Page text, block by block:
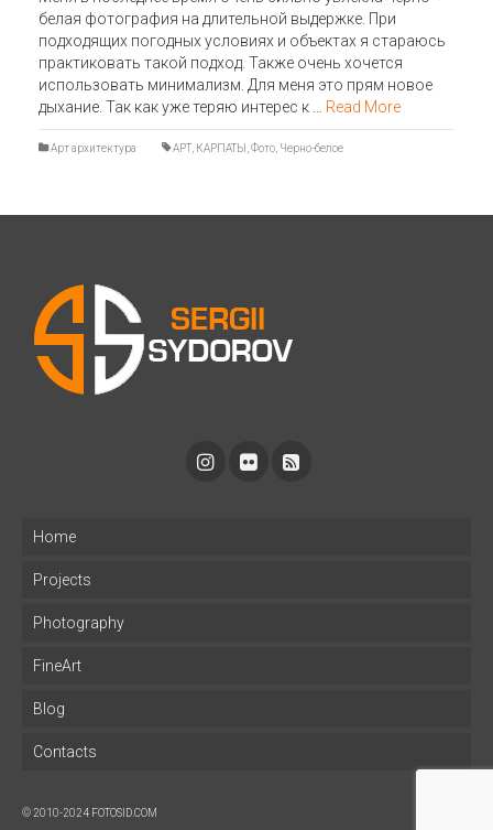
белая фотография на длительной выдержке. При
подходящих погодных условиях и объектах я стараюсь
практиковать такой подход. Также очень хочется
использовать минимализм. Для меня это прям новое
дыхание. Так как уже теряю интерес к … Read More
Арт архитектура АРТ КАРПАТЫ Фото Черно-белое
Home
Projects
Photography
FineArt
Blog
Contacts
© 2010-2024 FOTOSID.COM